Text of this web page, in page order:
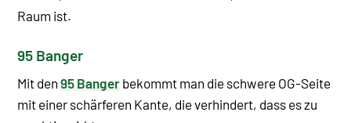
Raum ist.
95 Banger
Mit den 95 Banger bekommt man die schwere OG-Seite
mit einer schärferen Kante, die verhindert, dass es zu